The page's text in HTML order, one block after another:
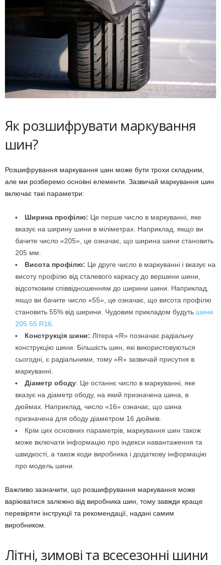
Як розшифрувати маркування
шин?
Розшифрування маркування шин може бути трохи складним,
але ми розберемо основні елементи. Зазвичай маркування шин
включає такі параметри:
Ширина профілю: Це перше число в маркуванні, яке
вказує на ширину шини в міліметрах. Наприклад, якщо ви
бачите число «205», це означає, що ширина шини становить
205 мм.
Висота профілю: Це друге число в маркуванні і вказує на
висоту профілю від сталевого каркасу до вершини шини,
відсотковим співвідношенням до ширини шини. Наприклад,
якщо ви бачите число «55», це означає, що висота профілю
становить 55% від ширини. Чудовим прикладом будуть шини
205 55 R16
Конструкція шини: Літера «R» позначає радіальну
конструкцію шини. Більшість шин, які використовуються
сьогодні, є радіальними, тому «R» зазвичай присутня в
маркуванні.
Діаметр ободу: Це останнє число в маркуванні, яке
вказує на діаметр ободу, на який призначена шина, в
дюймах. Наприклад, число «16» означає, що шина
призначена для ободу діаметром 16 дюймів.
Крім цих основних параметрів, маркування шин також
може включати інформацію про індекси навантаження та
швидкості, а також коди виробника і додаткову інформацію
про модель шини.
Важливо зазначити, що розшифрування маркування може
варіюватися залежно від виробника шин, тому завжди краще
перевіряти інструкції та рекомендації, надані самим
виробником.
Літні, зимові та всесезонні шини